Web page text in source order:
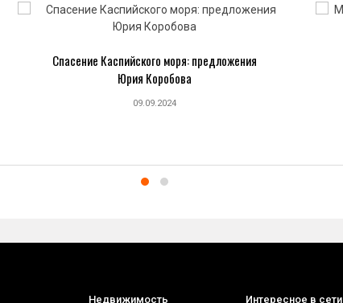
Спасение Каспийского моря: предложения
Юрия Коробова
09.09.2024
Недвижимость Интересное в сети